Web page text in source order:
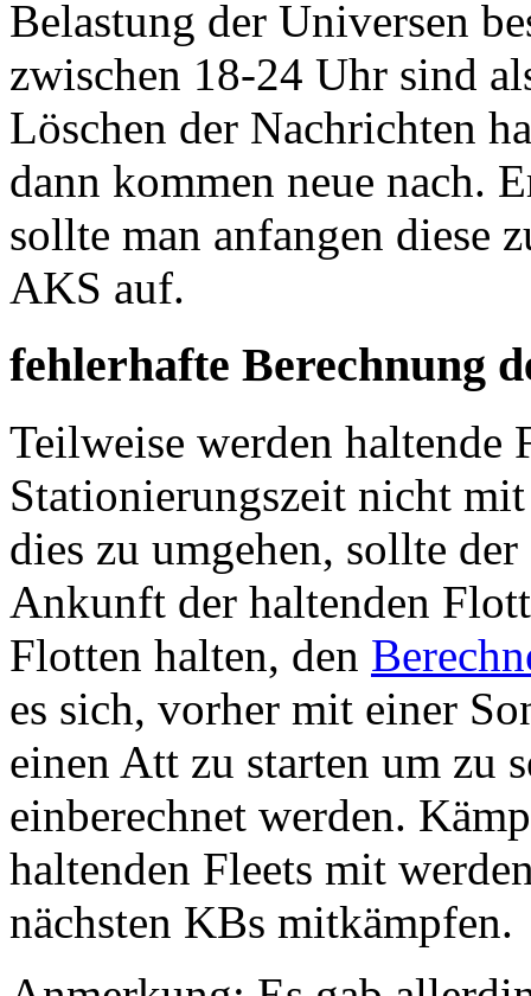
Belastung der Universen
zwischen 18-24 Uhr sind
Löschen der Nachrichten
dann kommen neue nach.
sollte man anfangen diese
AKS auf.
fehlerhafte Berechnung
Teilweise werden haltende
Stationierungszeit nicht
dies zu umgehen, sollte
Ankunft der haltenden
Flotten halten, den
es sich, vorher mit einer
einen Att zu starten um zu
einberechnet werden.
haltenden Fleets mit
nächsten KBs mitkämpfen.